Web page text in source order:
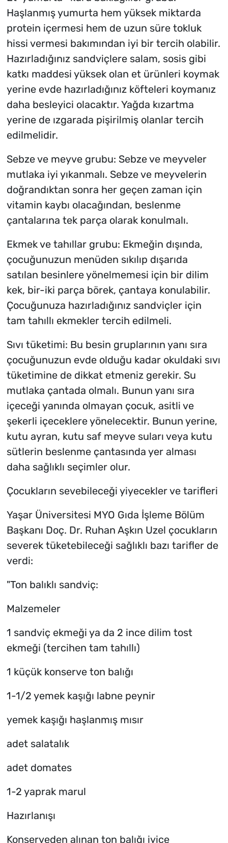
Haşlanmış yumurta hem yüksek miktarda
protein içermesi hem de uzun süre tokluk
hissi vermesi bakımından iyi bir tercih olabilir.
Hazırladığınız sandviçlere salam, sosis gibi
katkı maddesi yüksek olan et ürünleri koymak
yerine evde hazırladığınız köfteleri koymanız
daha besleyici olacaktır. Yağda kızartma
yerine de ızgarada pişirilmiş olanlar tercih
edilmelidir.
Sebze ve meyve grubu: Sebze ve meyveler
mutlaka iyi yıkanmalı. Sebze ve meyvelerin
doğrandıktan sonra her geçen zaman için
vitamin kaybı olacağından, beslenme
çantalarına tek parça olarak konulmalı.
Ekmek ve tahıllar grubu: Ekmeğin dışında,
çocuğunuzun menüden sıkılıp dışarıda
satılan besinlere yönelmemesi için bir dilim
kek, bir-iki parça börek, çantaya konulabilir.
Çocuğunuza hazırladığınız sandviçler için
tam tahıllı ekmekler tercih edilmeli.
Sıvı tüketimi: Bu besin gruplarının yanı sıra
çocuğunuzun evde olduğu kadar okuldaki sıvı
tüketimine de dikkat etmeniz gerekir. Su
mutlaka çantada olmalı. Bunun yanı sıra
içeceği yanında olmayan çocuk, asitli ve
şekerli içeceklere yönelecektir. Bunun yerine,
kutu ayran, kutu saf meyve suları veya kutu
sütlerin beslenme çantasında yer alması
daha sağlıklı seçimler olur.
Çocukların sevebileceği yiyecekler ve tarifleri
Yaşar Üniversitesi MYO Gıda İşleme Bölüm
Başkanı Doç. Dr. Ruhan Aşkın Uzel çocukların
severek tüketebileceği sağlıklı bazı tarifler de
verdi:
"Ton balıklı sandviç:
Malzemeler
1 sandviç ekmeği ya da 2 ince dilim tost
ekmeği (tercihen tam tahıllı)
1 küçük konserve ton balığı
1-1/2 yemek kaşığı labne peynir
yemek kaşığı haşlanmış mısır
adet salatalık
adet domates
1-2 yaprak marul
Hazırlanışı
Konserveden alınan ton balığı iyice